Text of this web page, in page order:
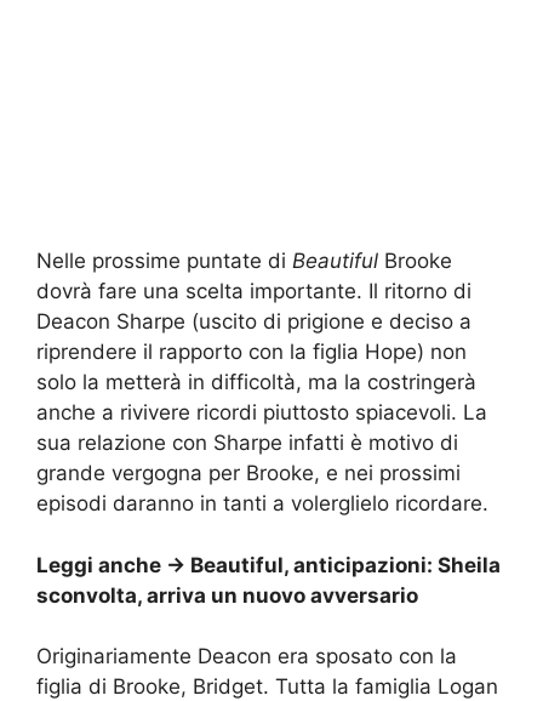
Nelle prossime puntate di Beautiful Brooke
dovrà fare una scelta importante. Il ritorno di
Deacon Sharpe (uscito di prigione e deciso a
riprendere il rapporto con la figlia Hope) non
solo la metterà in difficoltà, ma la costringerà
anche a rivivere ricordi piuttosto spiacevoli. La
sua relazione con Sharpe infatti è motivo di
grande vergogna per Brooke, e nei prossimi
episodi daranno in tanti a volerglielo ricordare.
Leggi anche -> Beautiful, anticipazioni: Sheila
sconvolta, arriva un nuovo avversario
Originariamente Deacon era sposato con la
figlia di Brooke, Bridget. Tutta la famiglia Logan